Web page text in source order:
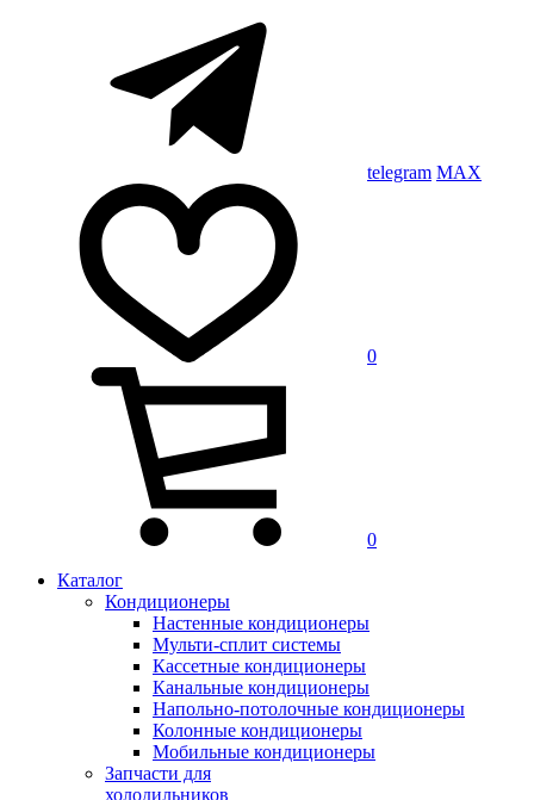
telegram MAX
0
0
Каталог
Кондиционеры
Настенные кондиционеры
Мульти-сплит системы
Кассетные кондиционеры
Канальные кондиционеры
Напольно-потолочные кондиционеры
Колонные кондиционеры
Мобильные кондиционеры
Запчасти для
холодильников